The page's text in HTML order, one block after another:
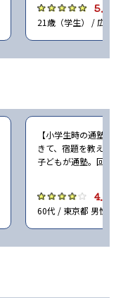
5.0
21歳（学生） / 広島
【小学生時の通塾
きて、宿題を教え
子どもが通塾。回
4.0
60代 / 東京都 男性